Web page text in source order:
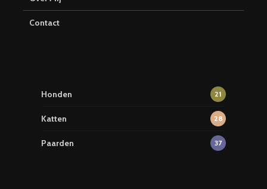
Contact
Honden 21
Katten 28
Paarden 37